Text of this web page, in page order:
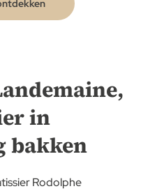
in
bakken
Rodolphe